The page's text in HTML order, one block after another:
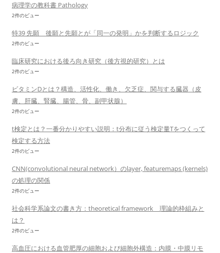
病理学の教科書 Pathology
2件のビュー
特39 先願 後願と先願とが「同一の発明」かを判断するロジック
2件のビュー
臨床研究における後ろ向き研究（後方視的研究）とは
2件のビュー
ビタミンDとは？構造、活性化、働き、欠乏症、関与する臓器（皮
膚、肝臓、腎臓、腸管、骨、副甲状腺）
2件のビュー
t検定とは？一番分かりやすい説明：t分布に従う検定量Tをつくって
検定する方法
2件のビュー
CNN(convolutional neural network）のlayer, featuremaps (kernels)
の処理の関係
2件のビュー
社会科学系論文の書き方：theoretical framework 理論的枠組みと
は？
2件のビュー
高血圧における血管肥厚の細胞および細胞外構造：内膜・中膜リモ